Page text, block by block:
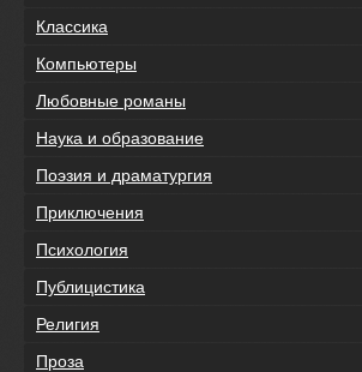
Классика
Компьютеры
Любовные романы
Наука и образование
Поэзия и драматургия
Приключения
Психология
Публицистика
Религия
Проза